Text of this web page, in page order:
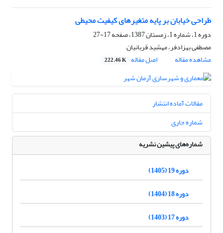
طراحی خیابان بر پایه متغیرهای کیفیت محیطی
دوره 1، شماره 1، زمستان 1387، صفحه
17-27
مصطفی بهزادفر، مهشید قربانیان
مشاهده مقاله
اصل مقاله 222.46 K
مقالات آماده انتشار
شماره جاری
شماره‌های پیشین نشریه
دوره 19 (1405)
دوره 18 (1404)
دوره 17 (1403)